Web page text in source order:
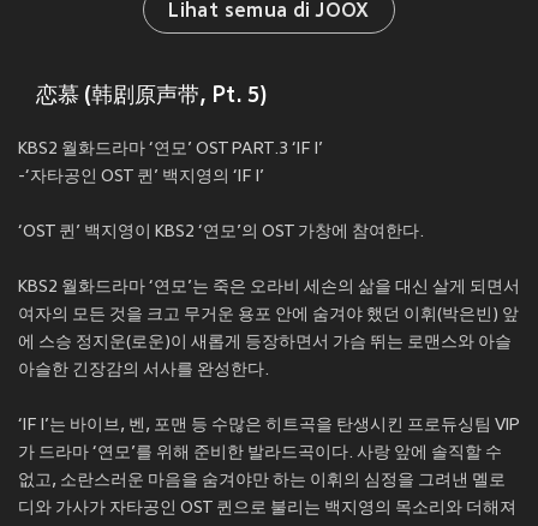
Lihat semua di JOOX
恋慕 (韩剧原声带, Pt. 5)
KBS2 월화드라마 ‘연모’ OST PART.3 ‘IF I’
-‘자타공인 OST 퀸’ 백지영의 ‘IF I’
‘OST 퀸’ 백지영이 KBS2 ‘연모’의 OST 가창에 참여한다.
KBS2 월화드라마 ‘연모’는 죽은 오라비 세손의 삶을 대신 살게 되면서
여자의 모든 것을 크고 무거운 용포 안에 숨겨야 했던 이휘(박은빈) 앞
에 스승 정지운(로운)이 새롭게 등장하면서 가슴 뛰는 로맨스와 아슬
아슬한 긴장감의 서사를 완성한다.
‘IF I’는 바이브, 벤, 포맨 등 수많은 히트곡을 탄생시킨 프로듀싱팀 VIP
가 드라마 ‘연모’를 위해 준비한 발라드곡이다. 사랑 앞에 솔직할 수
없고, 소란스러운 마음을 숨겨야만 하는 이휘의 심정을 그려낸 멜로
디와 가사가 자타공인 OST 퀸으로 불리는 백지영의 목소리와 더해져